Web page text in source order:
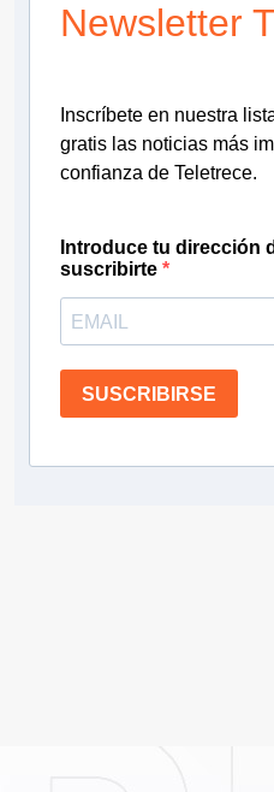
Newsletter
Inscríbete en nuestra
gratis las noticias más
confianza de Teletrece.
Introduce tu dirección
suscribirte
SUSCRIBIRSE